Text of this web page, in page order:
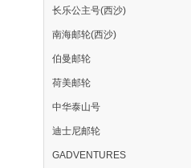
长乐公主号(西沙)
南海邮轮(西沙)
伯曼邮轮
荷美邮轮
中华泰山号
迪士尼邮轮
GADVENTURES